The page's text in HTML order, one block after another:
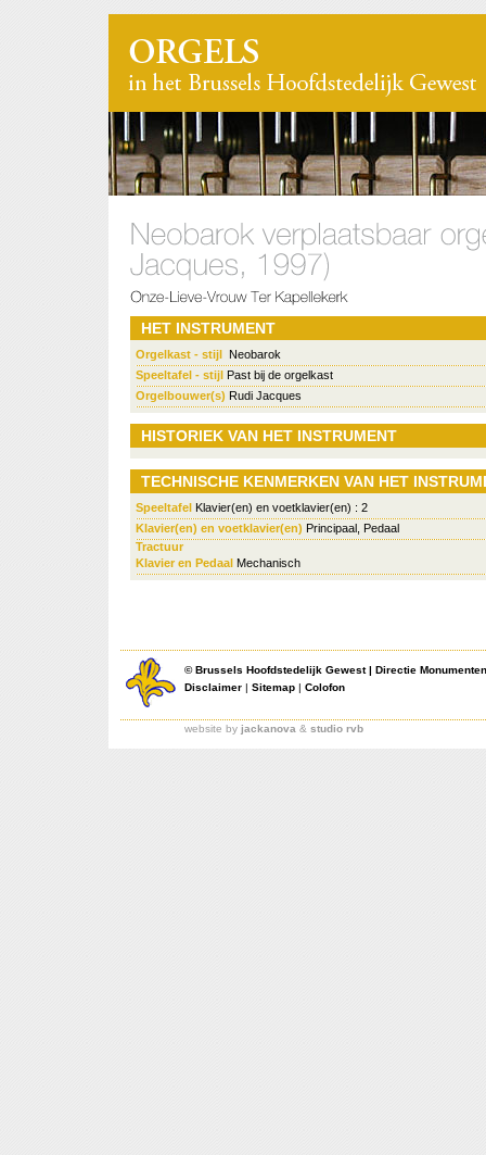
HET INSTRUMENT
Orgelkast - stijl Neobarok
Speeltafel - stijl Past bij de orgelkast
Orgelbouwer(s) Rudi Jacques
HISTORIEK VAN HET INSTRUMENT
TECHNISCHE KENMERKEN VAN HET
Speeltafel Klavier(en) en voetklavier(en) : 2
Klavier(en) en voetklavier(en) Principaal, Pedaal
Tractuur
Klavier en Pedaal Mechanisch
©Brussels Hoofdstedelijk Gewest| Directie
Disclaimer | Sitemap | Colofon
website by jackanova & studio rvb